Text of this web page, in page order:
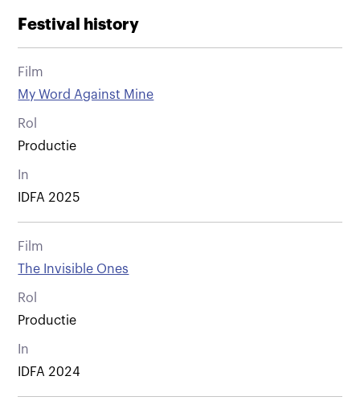
Festival history
Film
My Word Against Mine
Rol
Productie
In
IDFA 2025
Film
The Invisible Ones
Rol
Productie
In
IDFA 2024